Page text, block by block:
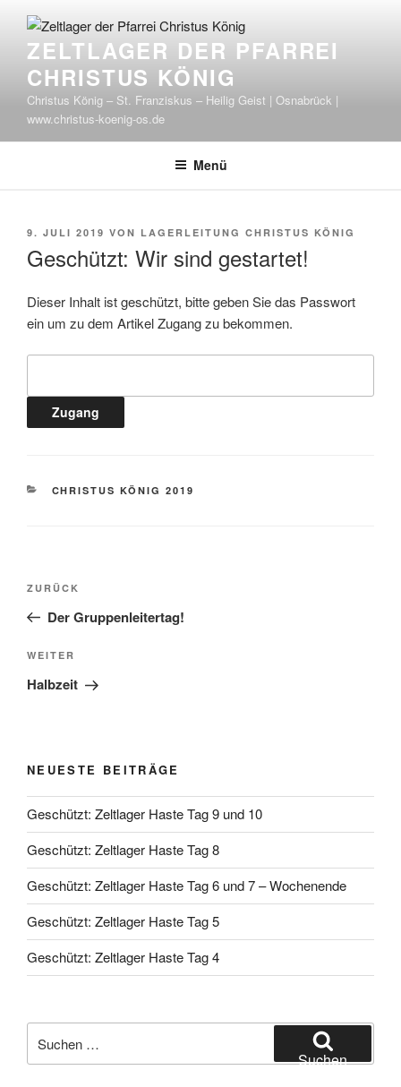
Inhalt
springenZELTLAGER DER PFARREI
CHRISTUS KÖNIG
Christus König – St. Franziskus – Heilig Geist | Osnabrück |
www.christus-koenig-os.de
Menü
VERÖFFENTLICHT
9. JULI 2019 VON LAGERLEITUNG CHRISTUS KÖNIG
Geschützt: Wir sind gestartet!
Dieser Inhalt ist geschützt, bitte geben Sie das Passwort
ein um zu dem Artikel Zugang zu bekommen.
KATEGORIEN
CHRISTUS KÖNIG 2019
Beitragsnavigation
Vorheriger
Beitrag
ZURÜCK
Der Gruppenleitertag!
Nächster
Beitrag
WEITER
Halbzeit
NEUESTE BEITRÄGE
Geschützt: Zeltlager Haste Tag 9 und 10
Geschützt: Zeltlager Haste Tag 8
Geschützt: Zeltlager Haste Tag 6 und 7 – Wochenende
Geschützt: Zeltlager Haste Tag 5
Geschützt: Zeltlager Haste Tag 4
nach:
Suchen